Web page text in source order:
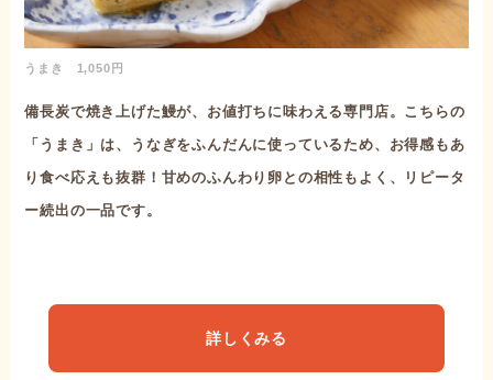
うまき 1,050円
備長炭で焼き上げた鰻が、お値打ちに味わえる専門店。こちらの
「うまき」は、うなぎをふんだんに使っているため、お得感もあ
り食べ応えも抜群！甘めのふんわり卵との相性もよく、リピータ
ー続出の一品です。
詳しくみる